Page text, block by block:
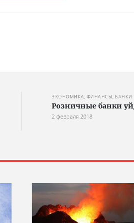
ЭКОНОМИКА, ФИНАНСЫ, БАНКИ
Розничные банки
2 февраля 2018